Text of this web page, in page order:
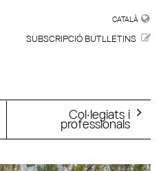
CATALÀ
SUBSCRIPCIÓ BUTLLETINS
Col·legiats i
professionals